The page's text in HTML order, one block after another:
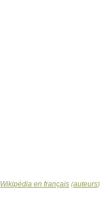
Wikipédia en français (auteurs)